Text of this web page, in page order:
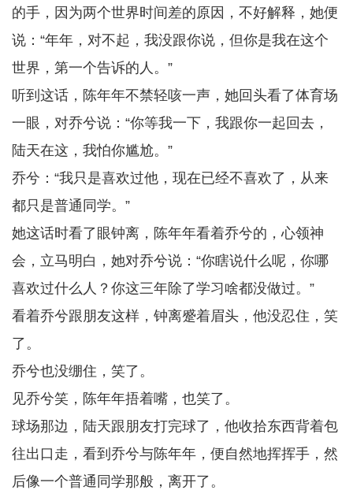
的手，因为两个世界时间差的原因，不好解释，她便
说：“年年，对不起，我没跟你说，但你是我在这个
世界，第一个告诉的人。”
听到这话，陈年年不禁轻咳一声，她回头看了体育场
一眼，对乔兮说：“你等我一下，我跟你一起回去，
陆天在这，我怕你尴尬。”
乔兮：“我只是喜欢过他，现在已经不喜欢了，从来
都只是普通同学。”
她这话时看了眼钟离，陈年年看着乔兮的，心领神
会，立马明白，她对乔兮说：“你瞎说什么呢，你哪
喜欢过什么人？你这三年除了学习啥都没做过。”
看着乔兮跟朋友这样，钟离蹙着眉头，他没忍住，笑
了。
乔兮也没绷住，笑了。
见乔兮笑，陈年年捂着嘴，也笑了。
球场那边，陆天跟朋友打完球了，他收拾东西背着包
往出口走，看到乔兮与陈年年，便自然地挥挥手，然
后像一个普通同学那般，离开了。